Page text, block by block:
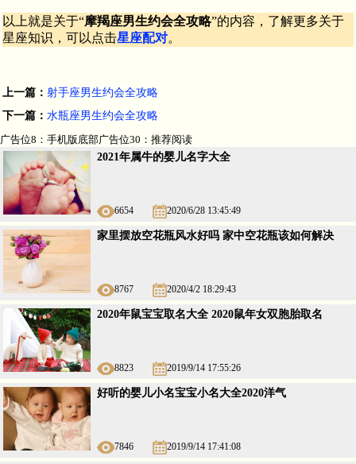
以上就是关于“摩羯座男生约会全攻略”的内容，了解更多关于
星座知识，可以点击星座配对。
上一篇： 射手座男生约会全攻略
下一篇： 水瓶座男生约会全攻略
广告位8：手机版底部广告位30：推荐阅读
2021年属牛的婴儿名字大全
6654 2020/6/28 13:45:49
家里摆放空花瓶风水好吗 家中空花瓶该如何解决
8767 2020/4/2 18:29:43
2020年鼠宝宝取名大全 2020鼠年女双胞胎取名
8823 2019/9/14 17:55:26
好听的婴儿小名宝宝小名大全2020洋气
7846 2019/9/14 17:41:08